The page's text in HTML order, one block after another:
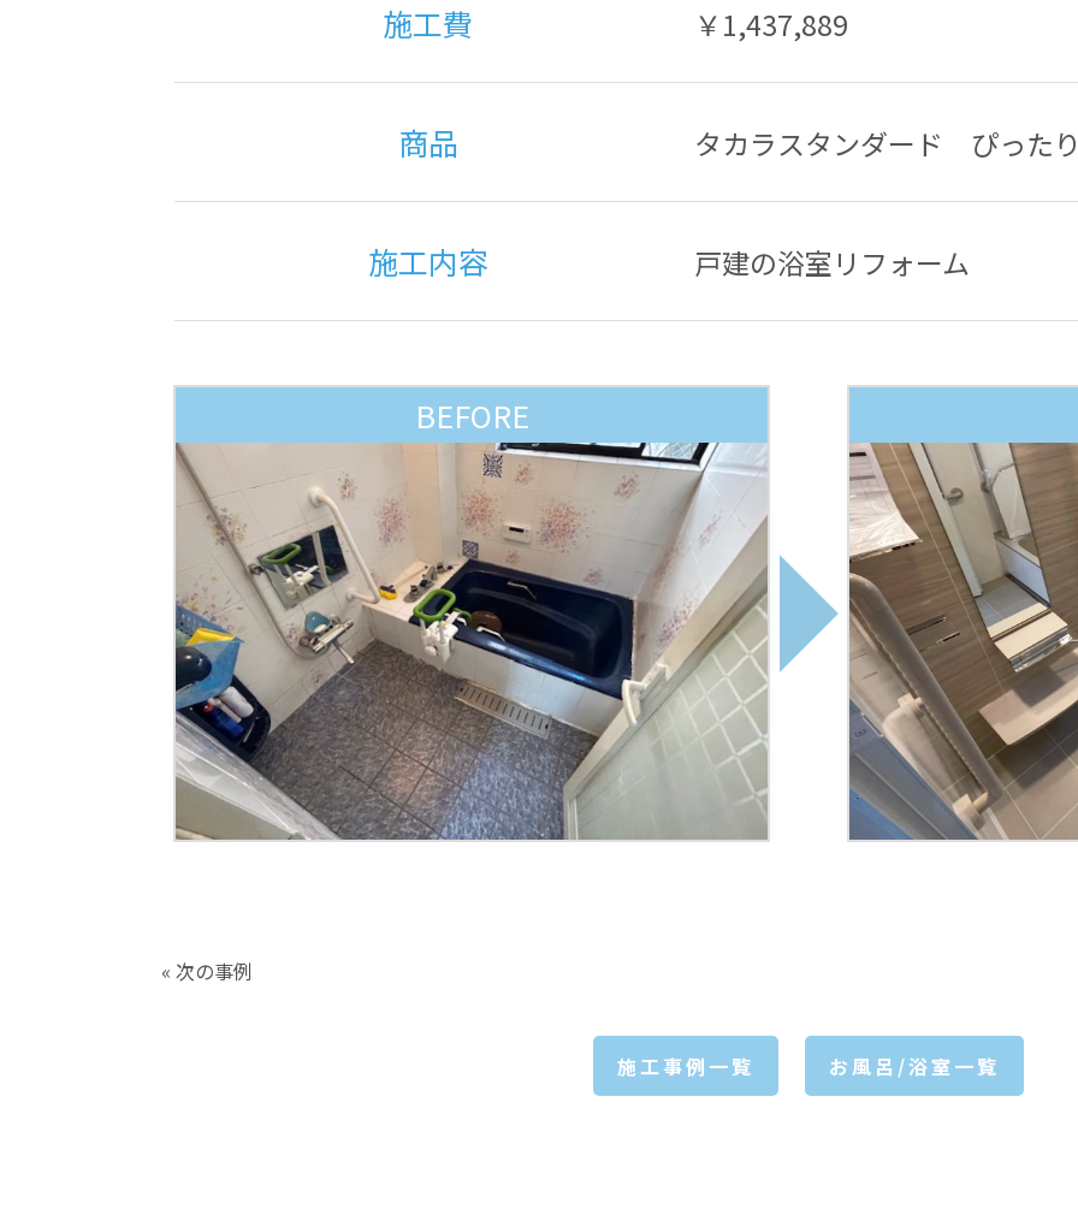
施工費 ￥1,437,889
商品 タカラスタンダード ぴった
施工内容 戸建の浴室リフォーム
BEFORE
« 次の事例
施工事例一覧 お風呂/浴室一覧